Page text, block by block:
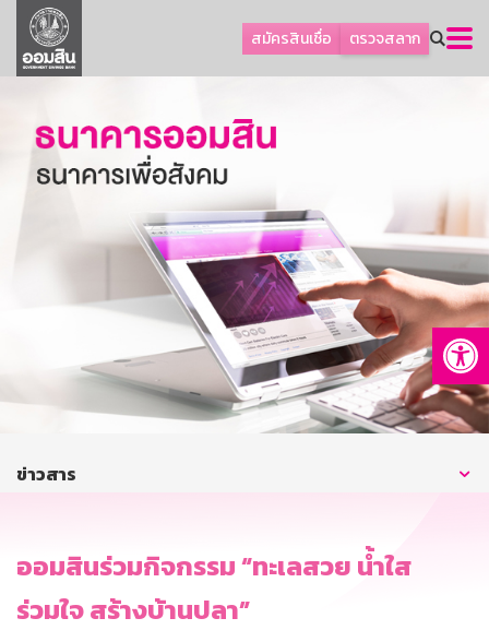
สมัครสินเชื่อ ตรวจสลาก
ลูกค้าธุรกิจ
ลูกค้าผู้ประกอบรายย่อย
ออมเพื่อสุข
เกี่ยวกับธนาคาร
การพัฒนาที่ยั่งยืน
บริการทางการเงิน
ติดต่อเรา
บริการออนไลน์
ข่าวสาร
ออมสินร่วมกิจกรรม “ทะเลสวย น้ำใส
ร่วมใจ สร้างบ้านปลา”